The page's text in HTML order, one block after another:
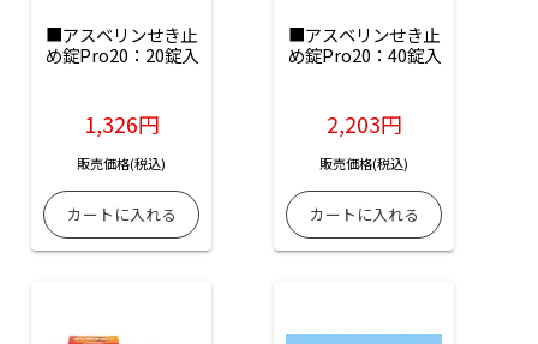
■アスベリンせき止
め錠Pro20：20錠入
1,326円
販売価格(税込)
■アスベリンせき止
め錠Pro20：40錠入
2,203円
販売価格(税込)